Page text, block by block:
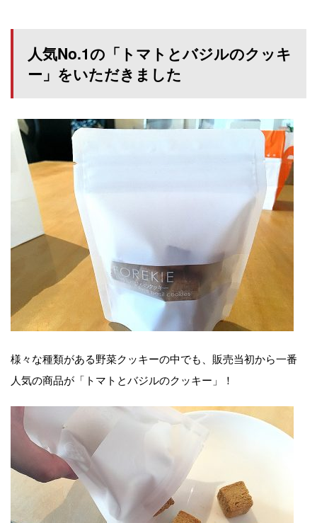
人気No.1の「トマトとバジルのクッキ
ー」をいただきました
様々な種類がある野菜クッキーの中でも、販売当初から一番
人気の商品が「トマトとバジルのクッキー」！